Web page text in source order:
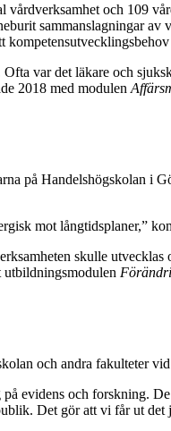
och 109
sammanslagningar
var det läkare och
2018 med modulen
på Handelshögskolan i
mot långtidsplaner,”
skulle
utbildningsmodulen
och andra fakulteter
evidens och forskning.
Det gör att vi får ut